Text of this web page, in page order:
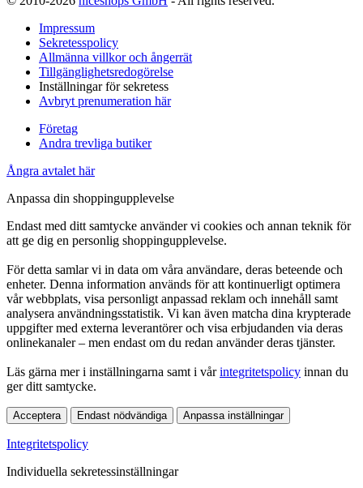
Impressum
Sekretesspolicy
Allmänna villkor och ångerrät
Tillgänglighetsredogörelse
Inställningar för sekretess
Avbryt prenumeration här
Företag
Andra trevliga butiker
Ångra avtalet här
Anpassa din shoppingupplevelse
Endast med ditt samtycke använder vi cookies och annan teknik för
att ge dig en personlig shoppingupplevelse.
För detta samlar vi in data om våra användare, deras beteende och
enheter. Denna information används för att kontinuerligt optimera
vår webbplats, visa personligt anpassad reklam och innehåll samt
analysera användningsstatistik. Vi kan även matcha dina krypterade
uppgifter med externa leverantörer och visa erbjudanden via deras
onlinekanaler – men endast om du redan använder deras tjänster.
Läs gärna mer i inställningarna samt i vårintegritetspolicy innan du
ger ditt samtycke.
Acceptera Endast nödvändiga Anpassa inställningar
Integritetspolicy
Individuella sekretessinställningar